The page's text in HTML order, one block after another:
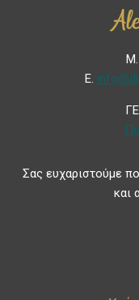
Μ.
Ε.
Σας ευχαριστούμε
και